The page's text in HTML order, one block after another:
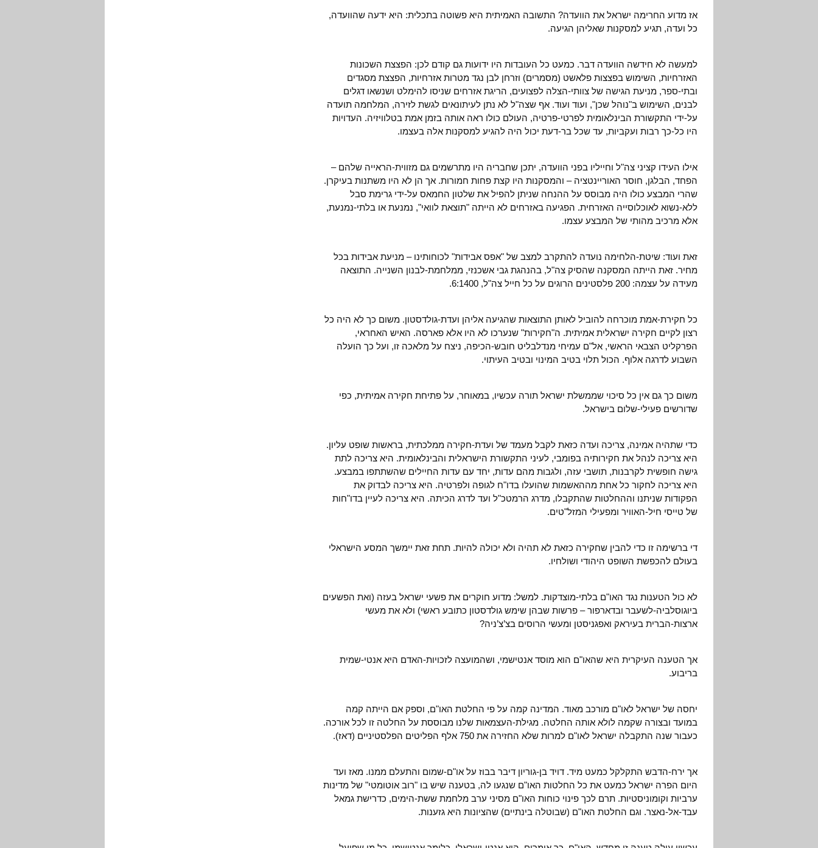
אז מדוע החרימה ישראל את הוועדה? התשובה האמיתית היא פשוטה בתכלית: היא ידעה שהוועדה,
כל ועדה, תגיע למסקנות שאליהן הגיעה.
למעשה לא חידשה הוועדה דבר. כמעט כל העובדות היו ידועות גם קודם לכן: הפצצת השכונות
האזרחיות, השימוש בפצצות פלאשט (מסמרים) וזרחן לבן נגד מטרות אזרחיות, הפצצת מסגדים
ובתי-ספר, מניעת הגישה של צוותי-הצלה לפצועים, הריגת אזרחים שניסו להימלט ושנשאו דגלים
לבנים, השימוש ב"נוהל שכן", ועוד ועוד. אף שצה"ל לא נתן לעיתונאים לגשת לזירה, המלחמה תועדה
על-ידי התקשורת הבינלאומית לפרטי-פרטיה, העולם כולו ראה אותה בזמן אמת בטלוויזיה. העדויות
היו כל-כך רבות ועקביות, עד שכל בר-דעת יכול היה להגיע למסקנות אלה בעצמו.
אילו העידו קציני צה"ל וחייליו בפני הוועדה, יתכן שחבריה היו מתרשמים גם מזווית-הראייה שלהם –
הפחד, הבלגן, חוסר האוריינטציה – והמסקנות היו קצת פחות חמורות. אך הן לא היו משתנות בעיקרן.
שהרי המבצע כולו היה מבוסס על ההנחה שניתן להפיל את שלטון החמאס על-ידי גרימת סבל
ללא-נשוא לאוכלוסייה האזרחית. הפגיעה באזרחים לא הייתה "תוצאת לוואי", נמנעת או בלתי-נמנעת,
אלא מרכיב מהותי של המבצע עצמו.
זאת ועוד: שיטת-הלחימה נועדה להתקרב למצב של "אפס אבידות" לכוחותינו – מניעת אבידות בכל
מחיר. זאת הייתה המסקנה שהסיק צה"ל, בהנהגת גבי אשכנזי, ממלחמת-לבנון השנייה. התוצאה
מעידה על עצמה: 200 פלסטינים הרוגים על כל חייל צה"ל, 6:1400.
כל חקירת-אמת מוכרחה להוביל לאותן התוצאות שהגיעה אליהן ועדת-גולדסטון. משום כך לא היה כל
רצון לקיים חקירה ישראלית אמיתית. ה"חקירות" שנערכו לא היו אלא פארסה. האיש האחראי,
הפרקליט הצבאי הראשי, אל"ם עמיחי מנדלבליט חובש-הכיפה, ניצח על מלאכה זו, ועל כך הועלה
השבוע לדרגה אלוף. הכול תלוי בטיב המינוי ובטיב העיתוי.
משום כך גם אין כל סיכוי שממשלת ישראל תורה עכשיו, במאוחר, על פתיחת חקירה אמיתית, כפי
שדורשים פעילי-שלום בישראל.
כדי שתהיה אמינה, צריכה ועדה כזאת לקבל מעמד של ועדת-חקירה ממלכתית, בראשות שופט עליון.
היא צריכה לנהל את חקירותיה בפומבי, לעיני התקשורת הישראלית והבינלאומית. היא צריכה לתת
גישה חופשית לקרבנות, תושבי עזה, ולגבות מהם עדות, יחד עם עדות החיילים שהשתתפו במבצע.
היא צריכה לחקור כל אחת מההאשמות שהועלו בדו"ח לגופה ולפרטיה. היא צריכה לבדוק את
הפקודות שניתנו וההחלטות שהתקבלו, מדרג הרמטכ"ל ועד לדרג הכיתה. היא צריכה לעיין בדו"חות
של טייסי חיל-האוויר ומפעילי המזל"טים.
די ברשימה זו כדי להבין שחקירה כזאת לא תהיה ולא יכולה להיות. תחת זאת יימשך המסע הישראלי
בעולם להכפשת השופט היהודי ושולחיו.
לא כול הטענות נגד האו"ם בלתי-מוצדקות. למשל: מדוע חוקרים את פשעי ישראל בעזה (ואת הפשעים
ביוגוסלביה-לשעבר ובדארפור – פרשות שבהן שימש גולדסטון כתובע ראשי) ולא את מעשי
ארצות-הברית בעיראק ואפגניסטן ומעשי הרוסים בצ’צ’ניה?
אך הטענה העיקרית היא שהאו"ם הוא מוסד אנטישמי, ושהמועצה לזכויות-האדם היא אנטי-שמית
בריבוע.
יחסה של ישראל לאו"ם מורכב מאוד. המדינה קמה על פי החלטת האו"ם, וספק אם הייתה קמה
במועד ובצורה שקמה לולא אותה החלטה. מגילת-העצמאות שלנו מבוססת על החלטה זו לכל אורכה.
כעבור שנה התקבלה ישראל לאו"ם למרות שלא החזירה את 750 אלף הפליטים הפלסטיניים (דאז).
אך ירח-הדבש התקלקל כמעט מיד. דויד בן-גוריון דיבר בבוז על או"ם-שמום והתעלם ממנו. מאז ועד
היום הפרה ישראל כמעט את כל החלטות האו"ם שנגעו לה, בטענה שיש בו "רוב אוטומטי" של מדינות
ערביות וקומוניסטיות. תרם לכך פינוי כוחות האו"ם מסיני ערב מלחמת ששת-הימים, כדרישת גמאל
עבד-אל-נאצר. וגם החלטת האו"ם (שבוטלה בינתיים) שהציונות היא גזענות.